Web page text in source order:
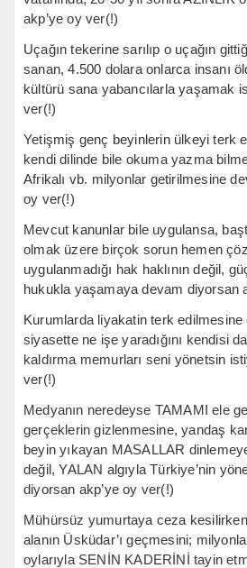
akp’ye oy ver(!)
Uçağın tekerine sarılıp o uçağın
sanan, 4.500 dolara onlarca insanı
kültürü sana yabancılarla yaşamak
ver(!)
Yetişmiş genç beyinlerin ülkeyi terk
kendi dilinde bile okuma yazma
Afrikalı vb. milyonlar getirilmesine
oy ver(!)
Mevcut kanunlar bile uygulansa,
olmak üzere birçok sorun hemen
uygulanmadığı hak haklının değil,
hukukla yaşamaya devam diyorsan
Kurumlarda liyakatin terk
siyasette ne işe yaradığını kendisi
kaldırma memurları seni yönetsin
ver(!)
Medyanın neredeyse TAMAMI ele
gerçeklerin gizlenmesine, yandaş
beyin yıkayan MASALLAR
değil, YALAN algıyla Türkiye’nin
diyorsan akp’ye oy ver(!)
Mühürsüz yumurtaya ceza
alanın Üsküdar’ı geçmesini;
oylarıyla SENİN KADERİNİ tayin